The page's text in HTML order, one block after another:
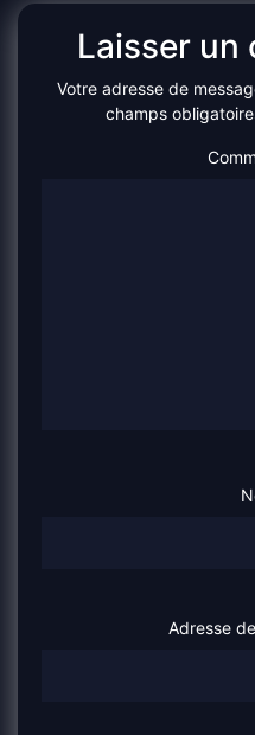
Laisser un
Votre adresse de
champs
Adresse